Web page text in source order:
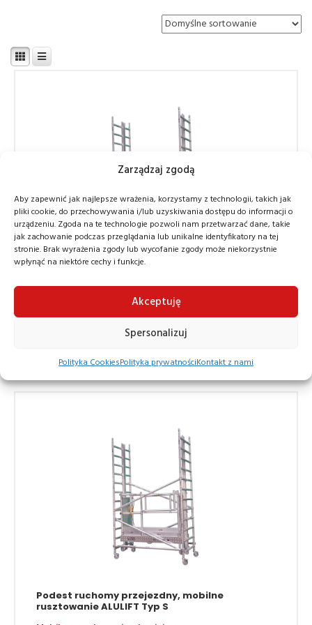
Zarządzaj zgodą
Aby zapewnić jak najlepsze wrażenia, korzystamy z technologii, takich jak
pliki cookie, do przechowywania i/lub uzyskiwania dostępu do informacji o
urządzeniu. Zgoda na te technologie pozwoli nam przetwarzać dane, takie
jak zachowanie podczas przeglądania lub unikalne identyfikatory na tej
stronie. Brak wyrażenia zgody lub wycofanie zgody może niekorzystnie
wpłynąć na niektóre cechy i funkcje.
Akceptuję
Spersonalizuj
Polityka CookiesPolityka prywatnościKontakt z nami
rusztowanie ALULIFT Typ M
Mobilne rusztowania aluminiowe
Podest ruchomy przejezdny, mobilne
rusztowanie ALULIFT Typ S